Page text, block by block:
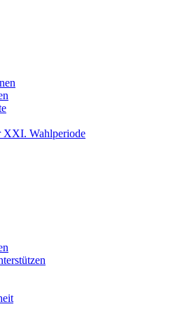
XXI. Wahlperiode